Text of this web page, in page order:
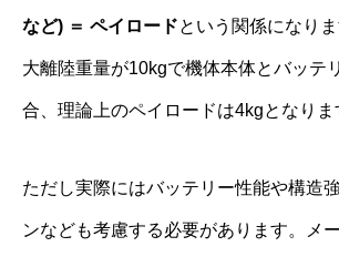
など) ＝ ペイロードという関係になり
大離陸重量が10kgで機体本体とバッテ
合、理論上のペイロードは4kgとなりま
ただし実際にはバッテリー性能や構造
ンなども考慮する必要があります。メ